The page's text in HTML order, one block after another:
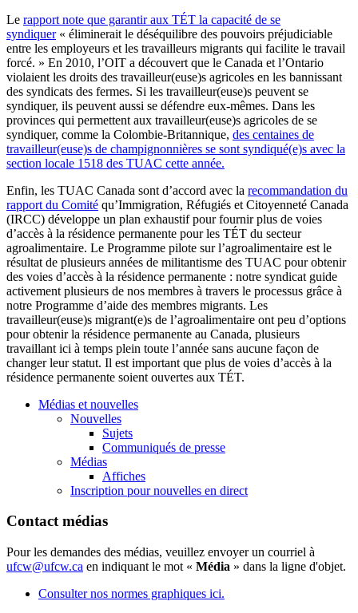
Le rapport note que garantir aux TÉT la capacité de se
syndiquer« éliminerait le déséquilibre des pouvoirs préjudiciable
entre les employeurs et les travailleurs migrants qui facilite le travail
forcé. » En 2010, l’OIT a découvert que le Canada et l’Ontario
violaient les droits des travailleur(euse)s agricoles en les bannissant
des syndicats des fermes. Si les travailleur(euse)s peuvent se
syndiquer, ils peuvent aussi se défendre eux-mêmes. Dans les
provinces qui permettent aux travailleur(euse)s agricoles de se
syndiquer, comme la Colombie-Britannique, des centaines de
travailleur(euse)s de champignonnières se sont syndiqué(e)s avec la
section locale 1518 des TUAC cette année.
Enfin, les TUAC Canada sont d’accord avec la recommandation du
rapport du Comité qu’Immigration, Réfugiés et Citoyenneté Canada
(IRCC) développe un plan exhaustif pour fournir plus de voies
d’accès à la résidence permanente pour les TÉT du secteur
agroalimentaire. Le Programme pilote sur l’agroalimentaire est le
résultat de plusieurs années de militantisme des TUAC pour obtenir
des voies d’accès à la résidence permanente : notre syndicat guide
activement plusieurs de nos membres à travers le processus grâce à
notre Programme d’aide des membres migrants. Les
travailleur(euse)s migrant(e)s de l’agroalimentaire ont peu d’options
pour obtenir la résidence permanente au Canada, plusieurs
travaillant ici à temps plein toute l’année sans aucune façon de
changer leur statut. Il est important que plus de voies d’accès à la
résidence permanente soient ouvertes aux TÉT.
Médias et nouvelles
Nouvelles
Sujets
Communiqués de presse
Médias
Affiches
Inscription pour nouvelles en direct
Contact médias
Pour les demandes des médias, veuillez envoyer un courriel à
ufcw@ufcw.ca en indiquant le mot « Média » dans la ligne d'objet.
Consulter nos normes graphiques ici.